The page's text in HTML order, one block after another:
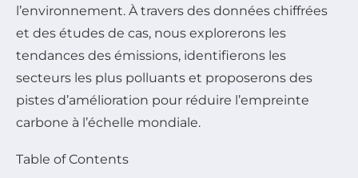
l’environnement. À travers des données chiffrées
et des études de cas, nous explorerons les
tendances des émissions, identifierons les
secteurs les plus polluants et proposerons des
pistes d’amélioration pour réduire l’empreinte
carbone à l’échelle mondiale.
Table of Contents